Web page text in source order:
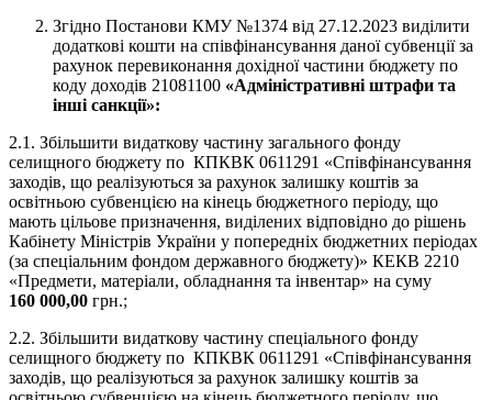
Згідно Постанови КМУ №1374 від 27.12.2023 виділити
додаткові кошти на співфінансування даної субвенції за
рахунок перевиконання дохідної частини бюджету по
коду доходів 21081100 «Адміністративні штрафи та
інші санкції»:
2.1. Збільшити видаткову частину загального фонду
селищного бюджету по КПКВК 0611291 «Співфінансування
заходів, що реалізуються за рахунок залишку коштів за
освітньою субвенцією на кінець бюджетного періоду, що
мають цільове призначення, виділених відповідно до рішень
Кабінету Міністрів України у попередніх бюджетних періодах
(за спеціальним фондом державного бюджету)» КЕКВ 2210
«Предмети, матеріали, обладнання та інвентар» на суму
160 000,00 грн.;
2.2. Збільшити видаткову частину спеціального фонду
селищного бюджету по КПКВК 0611291 «Співфінансування
заходів, що реалізуються за рахунок залишку коштів за